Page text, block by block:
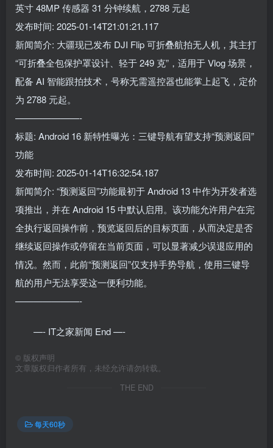
英寸 48MP 传感器 31 分钟续航，2788 元起
发布时间: 2025-01-14T21:01:21.117
新闻简介: 大疆现已发布 DJI Flip 可折叠航拍无人机，其主打
“可折叠全包保护罩设计、轻于 249 克”，适用于 Vlog 场景，
配备 AI 智能跟拍技术，号称无需遥控器也能掌上起飞，定价
为 2788 元起。
———————-
标题: Android 16 新特性曝光：三键导航有望支持“预测返回”
功能
发布时间: 2025-01-14T16:32:54.187
新闻简介: “预测返回”功能最初于 Android 13 中作为开发者选
项推出，并在 Android 15 中默认启用。该功能允许用户在完
全执行返回操作前，预览返回后的目标页面，从而决定是否
继续返回操作或停留在当前页面，可以显著减少误退应用的
情况。然而，此前“预测返回”仅支持手势导航，使用三键导
航的用户无法享受这一便利功能。
———————-
—- IT之家新闻 End —-
© 版权声明
文章版权归作者所有，未经允许请勿转载。
THE END
每天60秒